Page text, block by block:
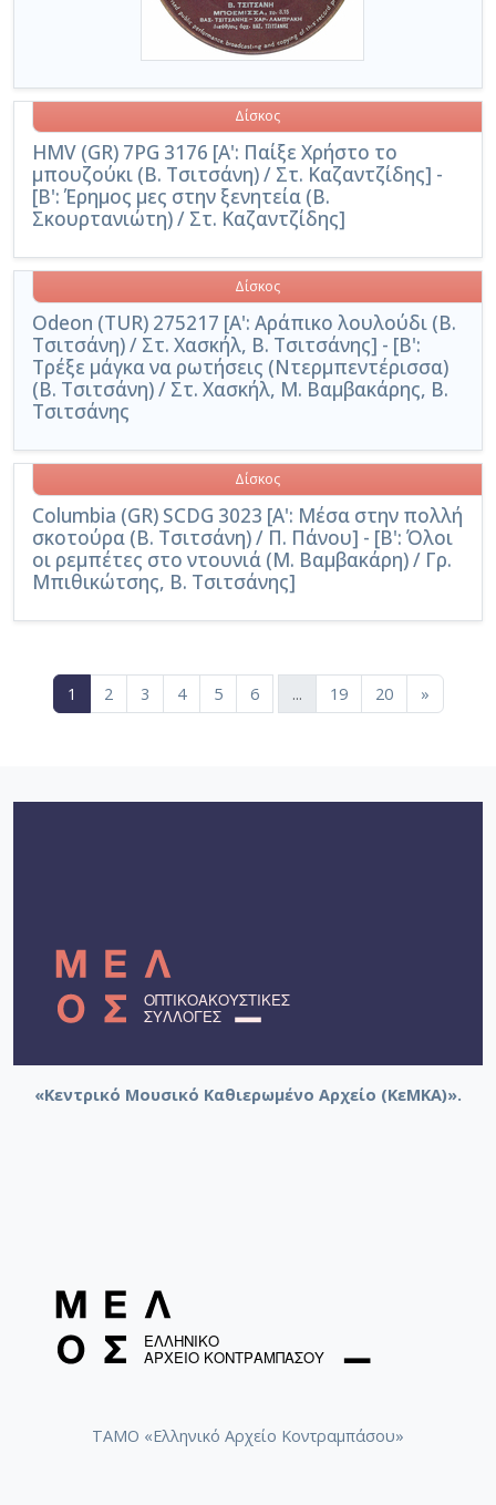
HMV (GR) 7PG 3176 [Α': Παίξε Χρήστο το
μπουζούκι (Β. Τσιτσάνη) / Στ. Καζαντζίδης] -
[Β': Έρημος μες στην ξενητεία (Β.
Σκουρτανιώτη) / Στ. Καζαντζίδης]
Δίσκος
Odeon (TUR) 275217 [Α': Αράπικο λουλούδι (Β.
Τσιτσάνη) / Στ. Χασκήλ, Β. Τσιτσάνης] - [Β':
Τρέξε μάγκα να ρωτήσεις (Ντερμπεντέρισσα)
(Β. Τσιτσάνη) / Στ. Χασκήλ, Μ. Βαμβακάρης, Β.
Τσιτσάνης
Δίσκος
Columbia (GR) SCDG 3023 [Α': Μέσα στην πολλή
σκοτούρα (Β. Τσιτσάνη) / Π. Πάνου] - [Β': Όλοι
οι ρεμπέτες στο ντουνιά (Μ. Βαμβακάρη) / Γρ.
Μπιθικώτσης, Β. Τσιτσάνης]
Δίσκος
1 (current)
2 3 4 5 6 ... 19 20 »
«Κεντρικό Μουσικό Καθιερωμένο Αρχείο (ΚεΜΚΑ)».
ΤΑΜΟ «Ελληνικό Αρχείο Κοντραμπάσου»